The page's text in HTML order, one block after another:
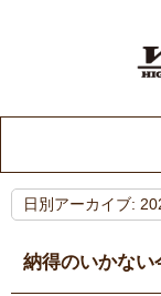
日別アーカイブ:
納得のいかない